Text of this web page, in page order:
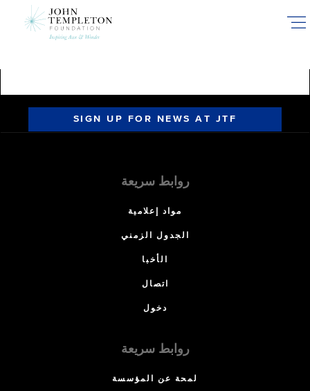
SIGN UP FOR NEWS AT JTF
روابط سريعة
مواد إعلامية
الجدول الزمني
الأخبا
اتصال
دخول
روابط سريعة
لمحة عن المؤسسة